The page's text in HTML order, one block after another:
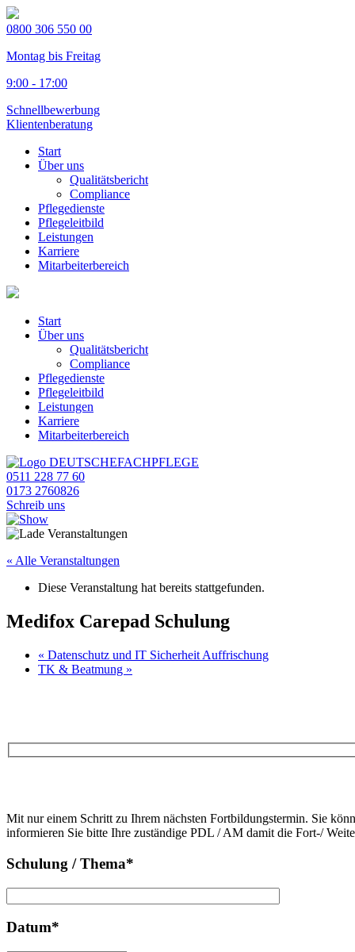
0800 306 550 00
Montag bis Freitag
9:00 - 17:00
Schnellbewerbung
Klientenberatung
Start
Über uns
Qualitätsbericht
Compliance
Pflegedienste
Pflegeleitbild
Leistungen
Karriere
Mitarbeiterbereich
Start
Über uns
Qualitätsbericht
Compliance
Pflegedienste
Pflegeleitbild
Leistungen
Karriere
Mitarbeiterbereich
0511 228 77 60
0173 2760826
Schreib uns
« Alle Veranstaltungen
Diese Veranstaltung hat bereits stattgefunden.
Medifox Carepad Schulung
« Datenschutz und IT Sicherheit Auffrischung
TK & Beatmung »
Feld
leer.
lasse
dieses
leer.
Mit nur einem Schritt zu Ihrem nächsten Fortbildungstermin. Sie
informieren Sie bitte Ihre zuständige PDL / AM damit die Fort-/
Schulung / Thema*
Datum*